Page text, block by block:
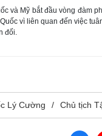
và Mỹ bắt đầu vòng đàm
vì liên quan đến việc
đối.
Lý Cường Chủ tịch